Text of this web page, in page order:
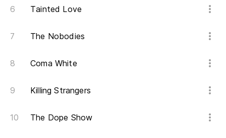
Tainted Love
The Nobodies
Coma White
Killing Strangers
The Dope Show